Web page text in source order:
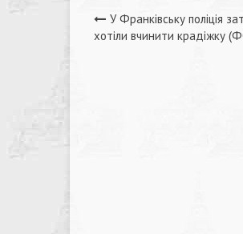
Навігація
У Франківську поліція
хотіли вчинити крадіжку